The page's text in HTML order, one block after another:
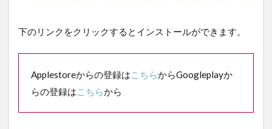
下のリンクをクリックするとインストールができます。
Applestoreからの登録は こちらからGoogleplayか
らの登録は こちらから